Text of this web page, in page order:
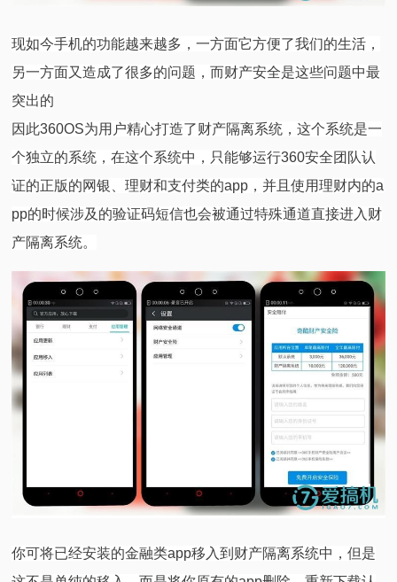
现如今手机的功能越来越多，一方面它方便了我们的生活，
另一方面又造成了很多的问题，而财产安全是这些问题中最
突出的
因此360OS为用户精心打造了财产隔离系统，这个系统是一
个独立的系统，在这个系统中，只能够运行360安全团队认
证的正版的网银、理财和支付类的app，并且使用理财内的a
pp的时候涉及的验证码短信也会被通过特殊通道直接进入财
产隔离系统。
你可将已经安装的金融类app移入到财产隔离系统中，但是